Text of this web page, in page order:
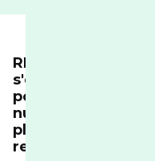
RED
s'engage
pour un
numérique
plus
responsable